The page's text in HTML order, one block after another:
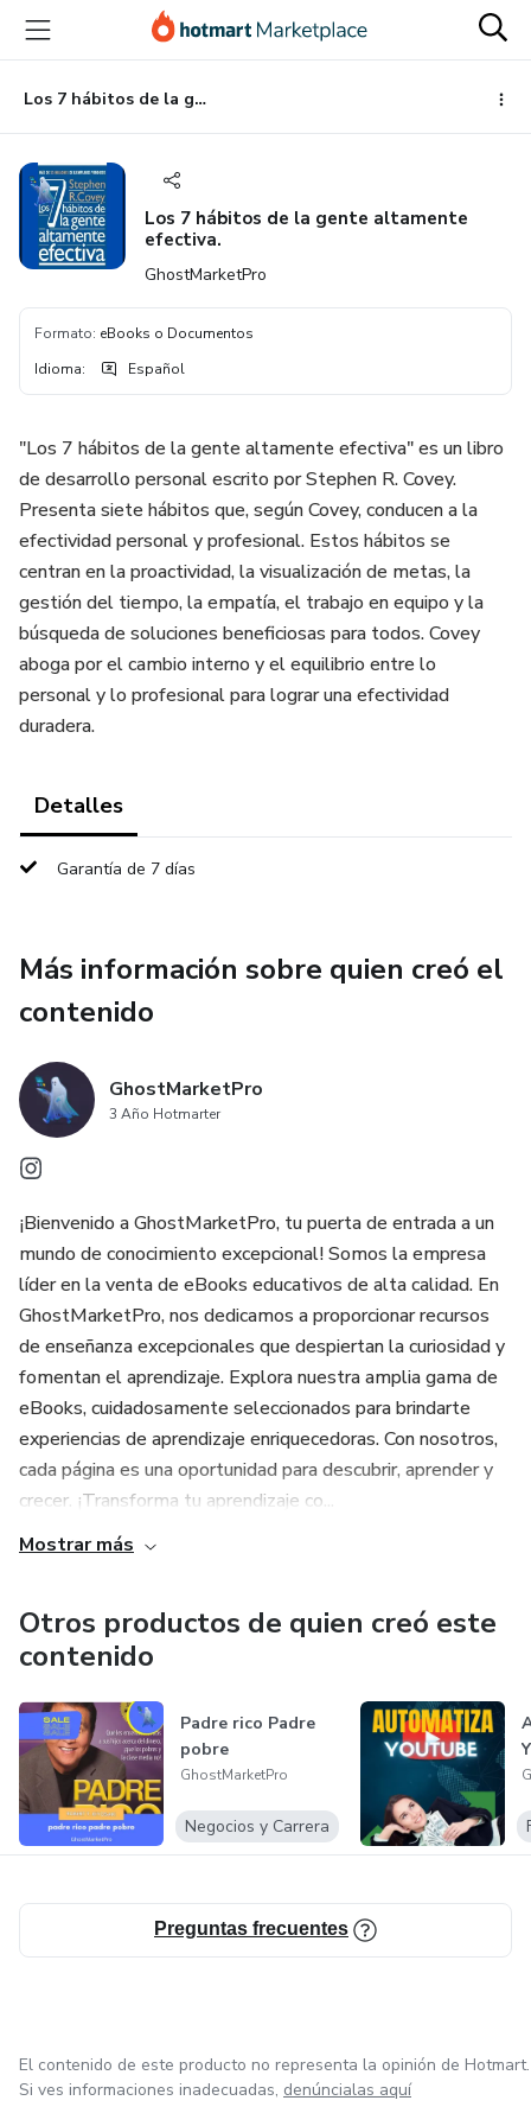
principal
página
de
página
Los 7 hábitos de la gente altamente efectiva.
Los 7 hábitos de la gente altamente
efectiva.
GhostMarketPro
Formato: eBooks o Documentos
Idioma: Español
"Los 7 hábitos de la gente altamente efectiva" es un libro
de desarrollo personal escrito por Stephen R. Covey.
Presenta siete hábitos que, según Covey, conducen a la
efectividad personal y profesional. Estos hábitos se
centran en la proactividad, la visualización de metas, la
gestión del tiempo, la empatía, el trabajo en equipo y la
búsqueda de soluciones beneficiosas para todos. Covey
aboga por el cambio interno y el equilibrio entre lo
personal y lo profesional para lograr una efectividad
duradera.
Detalles
Garantía de 7 días
Más información sobre quien creó el
contenido
GhostMarketPro
3 Año Hotmarter
¡Bienvenido a GhostMarketPro, tu puerta de entrada a un
mundo de conocimiento excepcional! Somos la empresa
líder en la venta de eBooks educativos de alta calidad. En
GhostMarketPro, nos dedicamos a proporcionar recursos
de enseñanza excepcionales que despiertan la curiosidad y
fomentan el aprendizaje. Explora nuestra amplia gama de
eBooks, cuidadosamente seleccionados para brindarte
experiencias de aprendizaje enriquecedoras. Con nosotros,
cada página es una oportunidad para descubrir, aprender y
crecer. ¡Transforma tu aprendizaje co...
Mostrar más
Otros productos de quien creó este
contenido
Padre rico Padre
pobre
GhostMarketPro
Negocios y Carrera
Preguntas frecuentes
El contenido de este producto no representa la opinión de Hotmart.
Si ves informaciones inadecuadas, denúncialas aquí